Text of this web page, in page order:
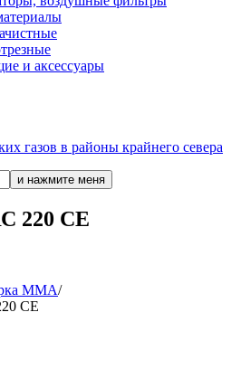
и аксессуары
газов в районы крайнего севера
220 CE
MMA/
CE